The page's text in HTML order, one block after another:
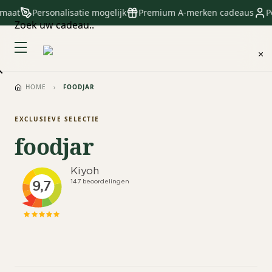
Personalisatie mogelijk Premium A-merken cadeaus
Zoek uw cadeau..
×
HOME › FOODJAR
EXCLUSIEVE SELECTIE
foodjar